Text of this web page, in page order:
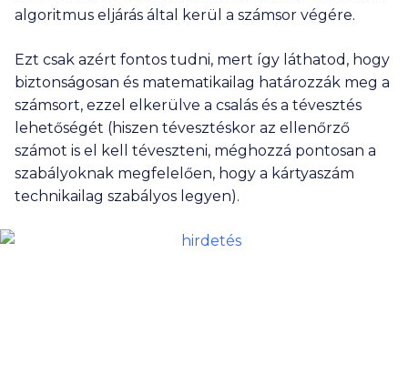
algoritmus eljárás által kerül a számsor végére.
Ezt csak azért fontos tudni, mert így láthatod, hogy
biztonságosan és matematikailag határozzák meg a
számsort, ezzel elkerülve a csalás és a tévesztés
lehetőségét (hiszen tévesztéskor az ellenőrző
számot is el kell téveszteni, méghozzá pontosan a
szabályoknak megfelelően, hogy a kártyaszám
technikailag szabályos legyen).